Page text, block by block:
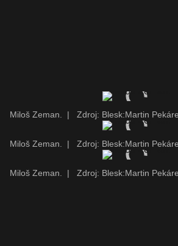
Miloš Zeman. | Zdroj: Blesk:Martin
Miloš Zeman. | Zdroj: Blesk:Martin
Miloš Zeman. | Zdroj: Blesk:Martin